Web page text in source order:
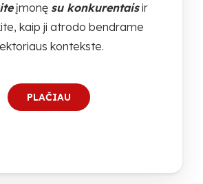
įmonę su konkurentaisir
kaip ji atrodo bendrame
kontekste.
PLAČIAU